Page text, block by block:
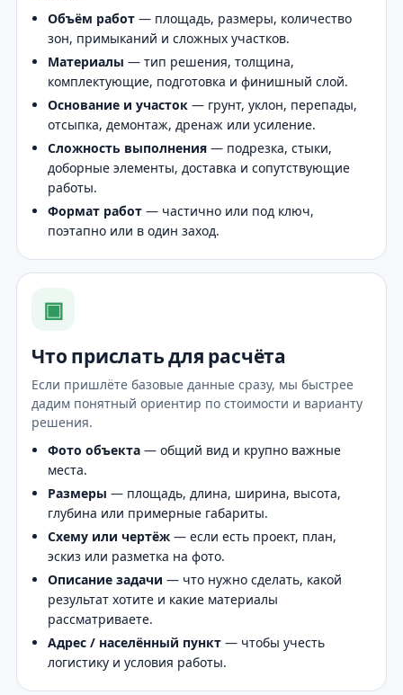
Объём работ — площадь, размеры, количество
зон, примыканий и сложных участков.
Материалы — тип решения, толщина,
комплектующие, подготовка и финишный слой.
Основание и участок — грунт, уклон, перепады,
отсыпка, демонтаж, дренаж или усиление.
Сложность выполнения — подрезка, стыки,
доборные элементы, доставка и сопутствующие
работы.
Формат работ — частично или под ключ,
поэтапно или в один заход.
▣
Что прислать для расчёта
Если пришлёте базовые данные сразу, мы быстрее
дадим понятный ориентир по стоимости и варианту
решения.
Фото объекта — общий вид и крупно важные
места.
Размеры — площадь, длина, ширина, высота,
глубина или примерные габариты.
Схему или чертёж — если есть проект, план,
эскиз или разметка на фото.
Описание задачи — что нужно сделать, какой
результат хотите и какие материалы
рассматриваете.
Адрес / населённый пункт — чтобы учесть
логистику и условия работы.